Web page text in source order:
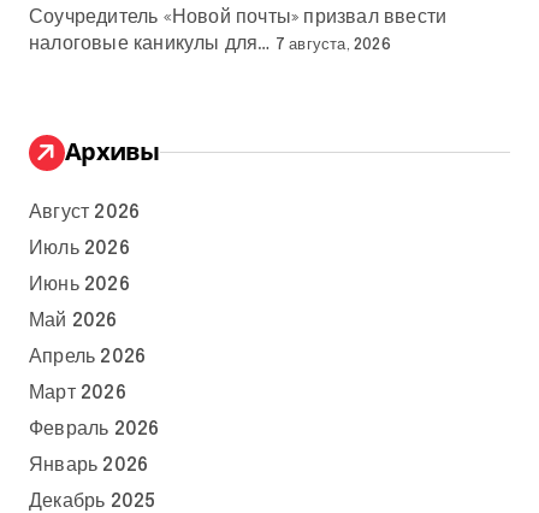
Соучредитель «Новой почты» призвал ввести
налоговые каникулы для… 7 августа, 2026
Архивы
Август 2026
Июль 2026
Июнь 2026
Май 2026
Апрель 2026
Март 2026
Февраль 2026
Январь 2026
Декабрь 2025